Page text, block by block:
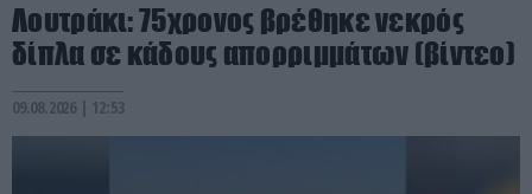
Λουτράκι: 75χρονος βρέθηκε νεκρός
δίπλα σε κάδους απορριμμάτων (βίντεο)
09.08.2026 | 12:53